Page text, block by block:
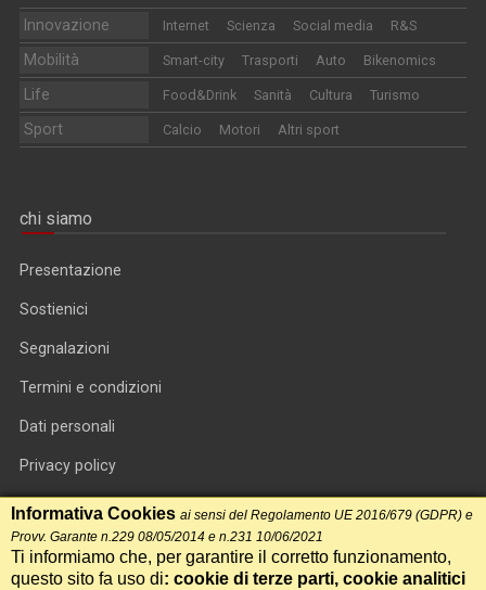
Innovazione Internet Scienza Social media R&S
Mobilità Smart-city Trasporti Auto Bikenomics
Life Food&Drink Sanità Cultura Turismo
Sport Calcio Motori Altri sport
chi siamo
Presentazione
Sostienici
Segnalazioni
Termini e condizioni
Dati personali
Privacy policy
Informativa cookie
RSS feed
RSS Top News
Informativa Cookies ai sensi del Regolamento UE 2016/679 (GDPR) e
Provv. Garante n.229 08/05/2014 e n.231 10/06/2021
Ti informiamo che, per garantire il corretto funzionamento,
questo sito fa uso di: cookie di terze parti, cookie analitici